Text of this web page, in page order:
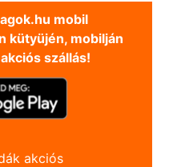
mobil
kütyüjén, mobilján
szállás!
akciós